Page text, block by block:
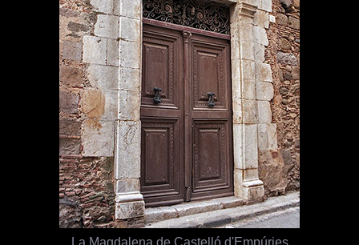
La Magdalena de Castelló d'Empúries